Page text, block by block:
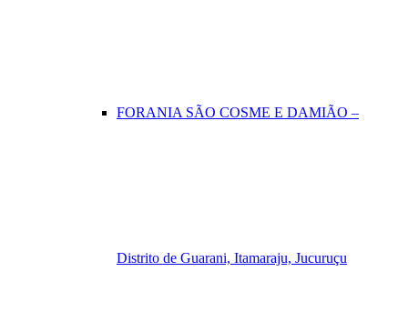
FORANIA SÃO COSME E DAMIÃO –
Distrito de Guarani, Itamaraju, Jucuruçu